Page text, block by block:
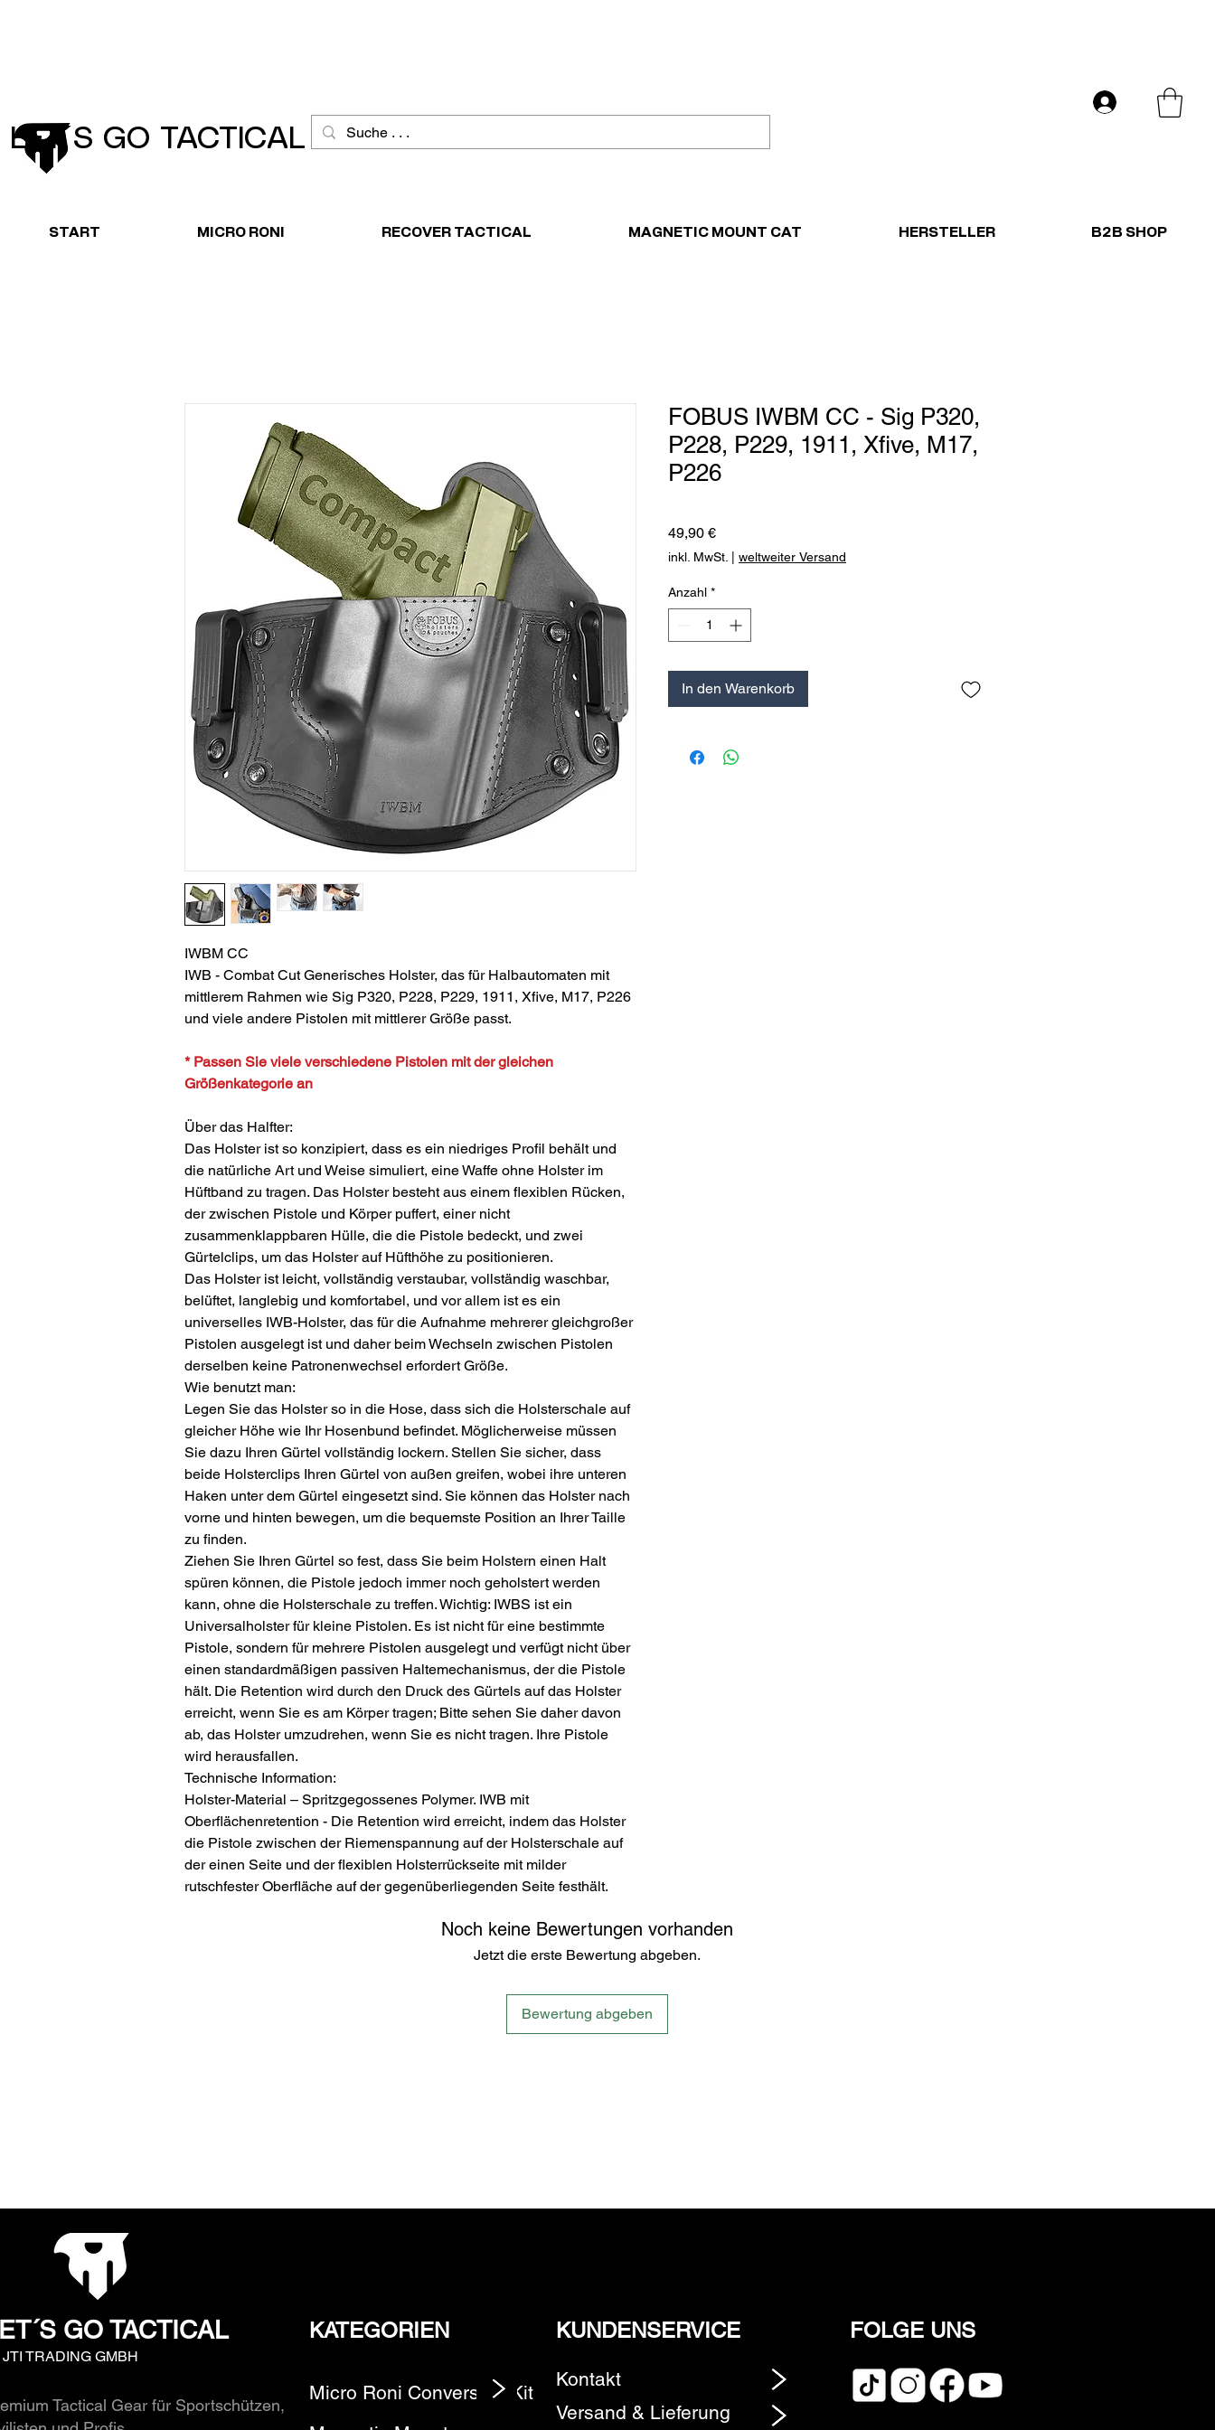
Anmelden
LET´S GO TACTICAL
START MICRO RONI RECOVER TACTICAL MAGNETIC MOUNT CAT HERSTELLER B2B SHOP
IWBM CC
IWB - Combat Cut Generisches Holster, das für Halbautomaten mit
mittlerem Rahmen wie Sig P320, P228, P229, 1911, Xfive, M17, P226
und viele andere Pistolen mit mittlerer Größe passt.
* Passen Sie viele verschiedene Pistolen mit der gleichen
Größenkategorie an
Über das Halfter:
Das Holster ist so konzipiert, dass es ein niedriges Profil behält und
die natürliche Art und Weise simuliert, eine Waffe ohne Holster im
Hüftband zu tragen. Das Holster besteht aus einem flexiblen Rücken,
der zwischen Pistole und Körper puffert, einer nicht
zusammenklappbaren Hülle, die die Pistole bedeckt, und zwei
Gürtelclips, um das Holster auf Hüfthöhe zu positionieren.
Das Holster ist leicht, vollständig verstaubar, vollständig waschbar,
belüftet, langlebig und komfortabel, und vor allem ist es ein
universelles IWB-Holster, das für die Aufnahme mehrerer gleichgroßer
Pistolen ausgelegt ist und daher beim Wechseln zwischen Pistolen
derselben keine Patronenwechsel erfordert Größe.
Wie benutzt man:
Legen Sie das Holster so in die Hose, dass sich die Holsterschale auf
gleicher Höhe wie Ihr Hosenbund befindet. Möglicherweise müssen
Sie dazu Ihren Gürtel vollständig lockern. Stellen Sie sicher, dass
beide Holsterclips Ihren Gürtel von außen greifen, wobei ihre unteren
Haken unter dem Gürtel eingesetzt sind. Sie können das Holster nach
vorne und hinten bewegen, um die bequemste Position an Ihrer Taille
zu finden.
Ziehen Sie Ihren Gürtel so fest, dass Sie beim Holstern einen Halt
spüren können, die Pistole jedoch immer noch geholstert werden
kann, ohne die Holsterschale zu treffen. Wichtig: IWBS ist ein
Universalholster für kleine Pistolen. Es ist nicht für eine bestimmte
Pistole, sondern für mehrere Pistolen ausgelegt und verfügt nicht über
einen standardmäßigen passiven Haltemechanismus, der die Pistole
hält. Die Retention wird durch den Druck des Gürtels auf das Holster
erreicht, wenn Sie es am Körper tragen; Bitte sehen Sie daher davon
ab, das Holster umzudrehen, wenn Sie es nicht tragen. Ihre Pistole
wird herausfallen.
Technische Information:
Holster-Material – Spritzgegossenes Polymer. IWB mit
Oberflächenretention - Die Retention wird erreicht, indem das Holster
die Pistole zwischen der Riemenspannung auf der Holsterschale auf
der einen Seite und der flexiblen Holsterrückseite mit milder
rutschfester Oberfläche auf der gegenüberliegenden Seite festhält.
FOBUS IWBM CC - Sig P320,
P228, P229, 1911, Xfive, M17,
P226
49,90 €Preis
inkl. MwSt. weltweiter Versand
Anzahl *
In den Warenkorb
Noch keine Bewertungen vorhanden
Jetzt die erste Bewertung abgeben.
Bewertung abgeben
GO TACTICAL KATEGORIEN
TRADING GMBH
Tactical Gear für Sportschützen,
Micro Roni Conversion Kit
KUNDENSERVICE
Kontakt
Versand & Lieferung
FOLGE UNS
Element